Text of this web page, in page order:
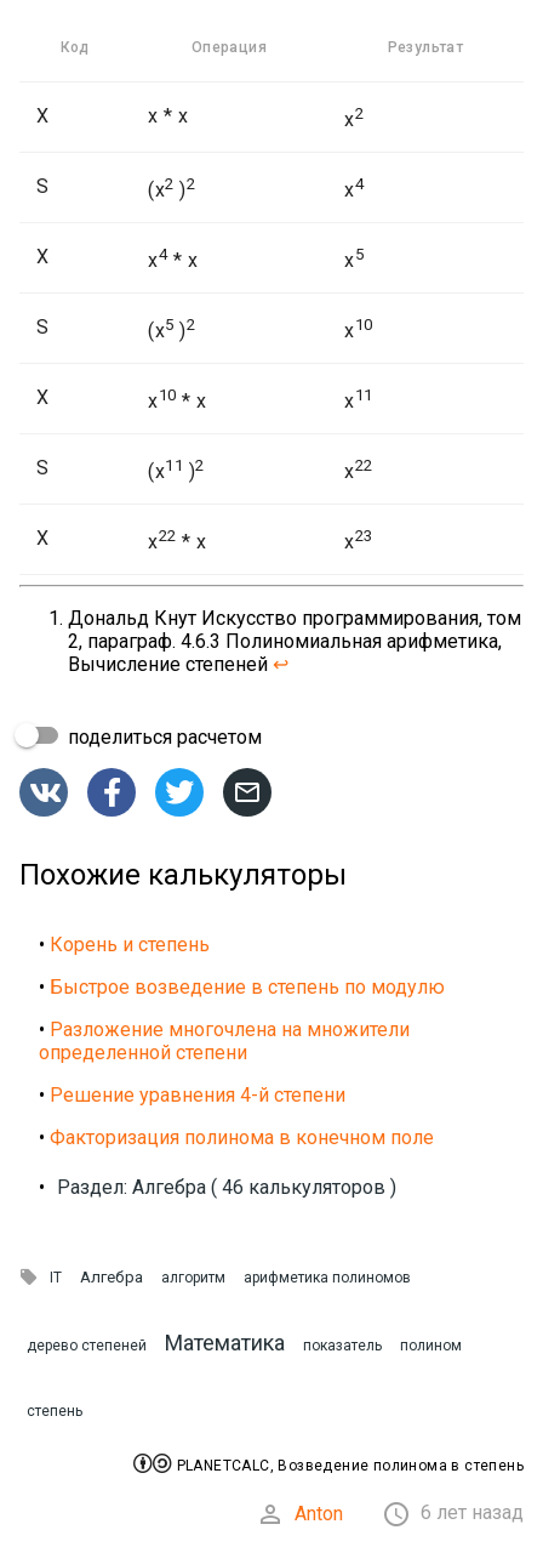
Код Операция Результат
X x * x x2
S (x2 )2 x4
X x4* x x5
S (x5 )2 x10
X x10 * x x11
S (x11 )2 x22
X x22 * x x23
Дональд Кнут Искусство программирования, том
2, параграф. 4.6.3 Полиномиальная арифметика,
Вычисление степеней ↩
поделиться расчетом
   
Похожие калькуляторы
• Корень и степень
• Быстрое возведение в степень по модулю
• Разложение многочлена на множители
определенной степени
• Решение уравнения 4-й степени
• Факторизация полинома в конечном поле
• Раздел: Алгебра ( 46 калькуляторов )
 IT Алгебра алгоритм арифметика полиномов
дерево степеней Математика показатель полином
степень
 PLANETCALC, Возведение полинома в степень
 Anton  6 лет назад